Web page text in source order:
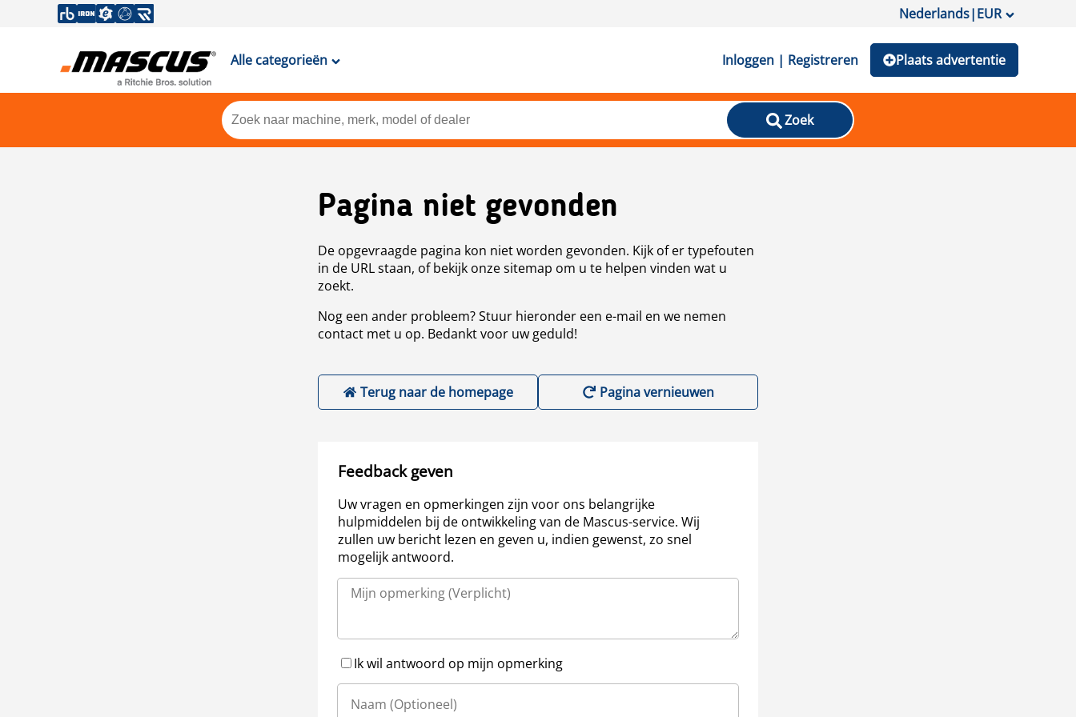
Nederlands|EUR
Alle categorieën Inloggen | Registreren Plaats advertentie
Zoek
Pagina niet gevonden
De opgevraagde pagina kon niet worden gevonden. Kijk of er typefouten
in de URL staan, of bekijk onze sitemap om u te helpen vinden wat u
zoekt.
Nog een ander probleem? Stuur hieronder een e-mail en we nemen
contact met u op. Bedankt voor uw geduld!
Terug naar de homepage Pagina vernieuwen
Feedback geven
Uw vragen en opmerkingen zijn voor ons belangrijke
hulpmiddelen bij de ontwikkeling van de Mascus-service. Wij
zullen uw bericht lezen en geven u, indien gewenst, zo snel
mogelijk antwoord.
Ik wil antwoord op mijn opmerking